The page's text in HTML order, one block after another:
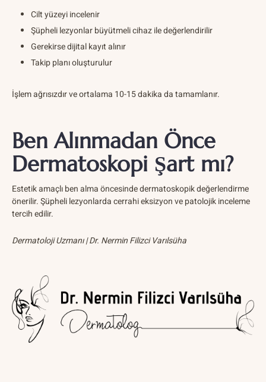
Cilt yüzeyi incelenir
Şüpheli lezyonlar büyütmeli cihaz ile değerlendirilir
Gerekirse dijital kayıt alınır
Takip planı oluşturulur
İşlem ağrısızdır ve ortalama 10-15 dakika da tamamlanır.
Ben Alınmadan Önce
Dermatoskopi Şart mı?
Estetik amaçlı ben alma öncesinde dermatoskopik değerlendirme
önerilir. Şüpheli lezyonlarda cerrahi eksizyon ve patolojik inceleme
tercih edilir.
Dermatoloji Uzmanı | Dr. Nermin Filizci Varılsüha